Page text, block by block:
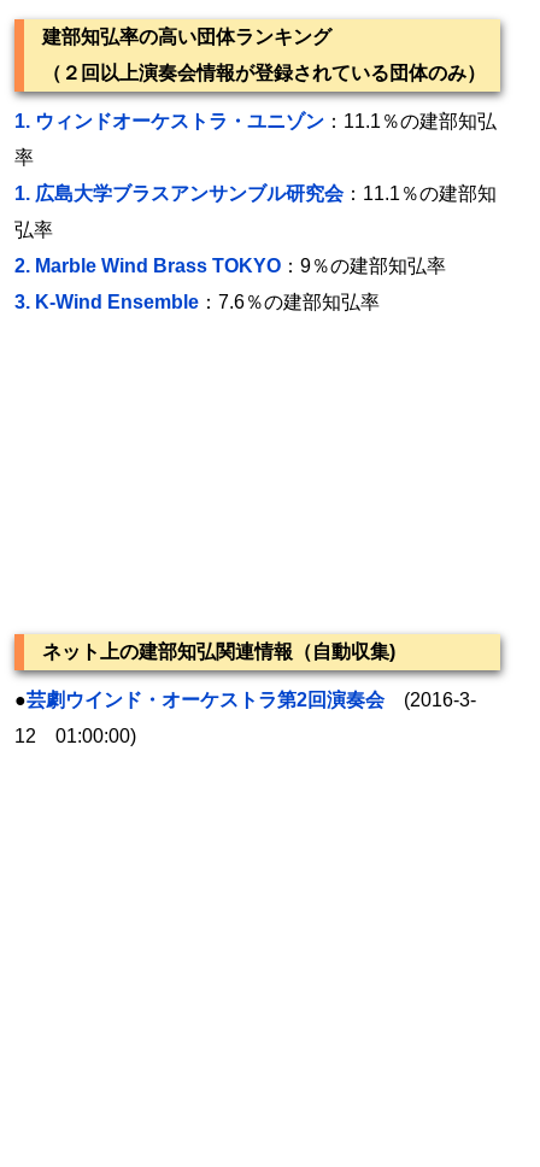
建部知弘率の高い団体ランキング
（２回以上演奏会情報が登録されている団体のみ）
1. ウィンドオーケストラ・ユニゾン ：11.1％の建部知弘
率
1. 広島大学ブラスアンサンブル研究会：11.1％の建部知
弘率
2. Marble Wind Brass TOKYO ：9％の建部知弘率
3. K-Wind Ensemble ：7.6％の建部知弘率
ネット上の建部知弘関連情報（自動収集)
●芸劇ウインド・オーケストラ第2回演奏会(2016-3-
12 01:00:00)